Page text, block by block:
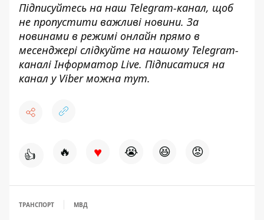
Підписуйтесь на наш Telegram-канал, щоб
не пропустити важливі новини. За
новинами в режимі онлайн прямо в
месенджері слідкуйте на нашому Telegram-
каналіІнформатор Live. Підписатися на
канал у Viber можна тут.
👍 🔥 ♥ 😭 😆 😡
ТРАНСПОРТ МВД